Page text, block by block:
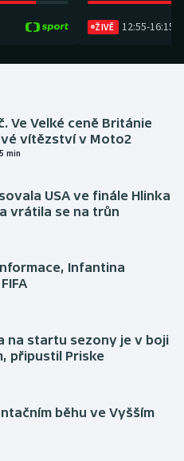
ŽIVĚ 12:55-16:15
Ve Velké ceně Británie
vítězství v Moto2
min
USA ve finále Hlinka
vrátila se na trůn
Infantina
na startu sezony je v boji
připustil Priske
běhu ve Vyšším